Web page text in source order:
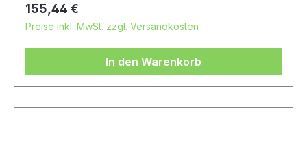
Regulärer Preis:
155,44 €
Preise inkl. MwSt. zzgl. Versandkosten
In den Warenkorb